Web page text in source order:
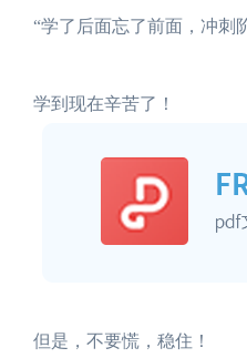
“学了后面忘了前面，冲刺
学到现在辛苦了！
但是，不要慌，稳住！